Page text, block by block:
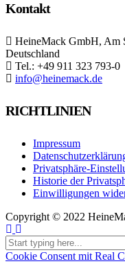
Kontakt
HeineMack GmbH, Am
Deutschland
Tel.: +49 911 323 793-0
info@heinemack.de
RICHTLINIEN
Impressum
Privatsphäre-
Historie der
Einwilligungen
Copyright © 2022
Cookie Consent mit Real